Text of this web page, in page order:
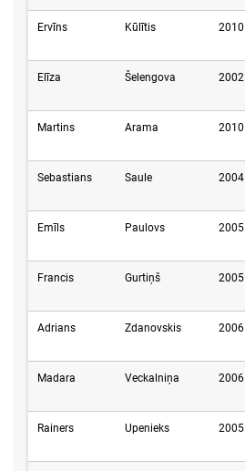
Ervīns Kūlītis 2010
Elīza Šelengova 2002
Martins Arama 2010
Sebastians Saule 2004
Emīls Paulovs 2005
Francis Gurtiņš 2005
Adrians Zdanovskis 2006
Madara Veckalniņa 2006
Rainers Upenieks 2005